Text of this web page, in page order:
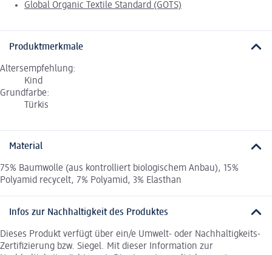
Global Organic Textile Standard (GOTS)
Produktmerkmale
Altersempfehlung:
Kind
Grundfarbe:
Türkis
Material
75% Baumwolle (aus kontrolliert biologischem Anbau), 15%
Polyamid recycelt, 7% Polyamid, 3% Elasthan
Infos zur Nachhaltigkeit des Produktes
Dieses Produkt verfügt über ein/e Umwelt- oder Nachhaltigkeits-
Zertifizierung bzw. Siegel. Mit dieser Information zur